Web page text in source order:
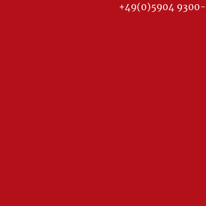
+49(0)5904